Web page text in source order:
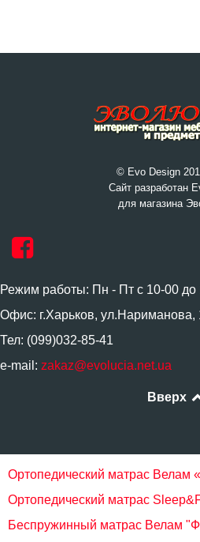
© Evo Design
Сайт разработан
для магазина
Режим работы: Пн - Пт с 10-00 до
Офис: г.Харьков, ул.Нариманова,
Тел: (099)032-85-41
e-mail: zakaz@evolucia.net.ua
Вверх
Ортопедический матрас Велам
Ортопедический матрас
Беспружинный матрас Велам